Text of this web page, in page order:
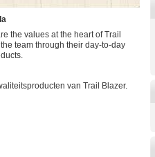
the values at the heart of Trail
team through their day-to-day
van Trail Blazer.